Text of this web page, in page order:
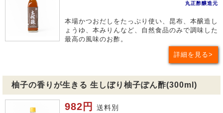
丸正酢醸造元
本場かつおだしをたっぷり使い、昆布、本醸造し
ょうゆ、本みりんなど、自然食品のみで調味した
最高の風味のお酢。
詳細を見る
柚子の香りが生きる 生しぼり柚子ぽん酢(300ml)
982円 送料別